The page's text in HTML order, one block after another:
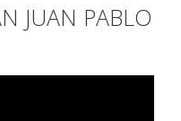
JUAN PABLO